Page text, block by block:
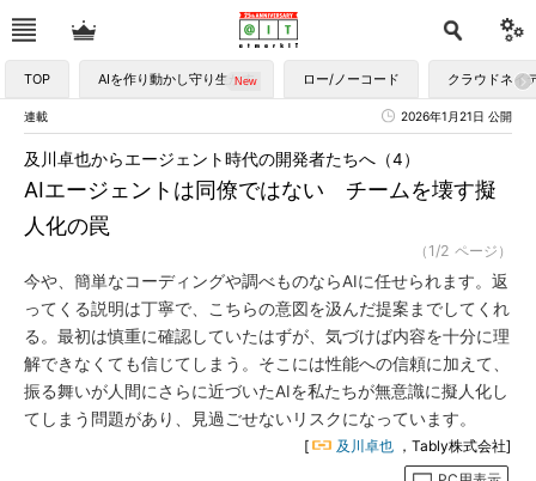
TOP AIを作り動かし守り生かす ロー/ノーコード クラウドネイ
連載 2026年1月21日 公開
AIエージェントは同僚ではない チームを壊す擬
人化の罠
及川卓也からエージェント時代の開発者たちへ（4）
（1/2 ページ）
今や、簡単なコーディングや調べものならAIに任せられます。返
ってくる説明は丁寧で、こちらの意図を汲んだ提案までしてくれ
る。最初は慎重に確認していたはずが、気づけば内容を十分に理
解できなくても信じてしまう。そこには性能への信頼に加えて、
振る舞いが人間にさらに近づいたAIを私たちが無意識に擬人化し
てしまう問題があり、見過ごせないリスクになっています。
[ 及川卓也 ，Tably株式会社]